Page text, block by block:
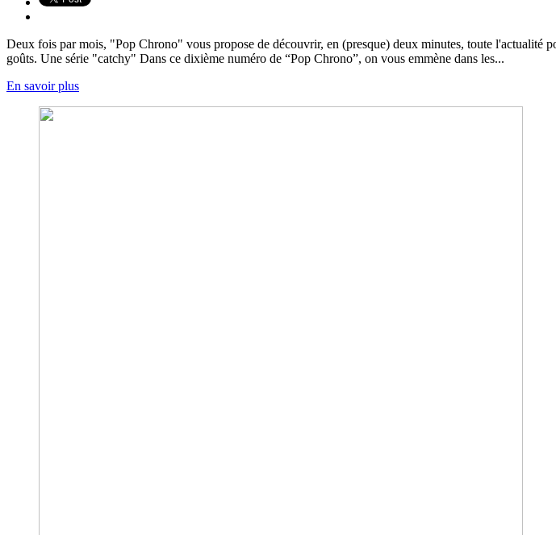
Deux fois par mois, "Pop Chrono" vous propose de découvrir, en (presque) deux minutes, toute l'actualité
goûts. Une série "catchy" Dans ce dixième numéro de “Pop Chrono”, on vous emmène dans les...
En savoir plus